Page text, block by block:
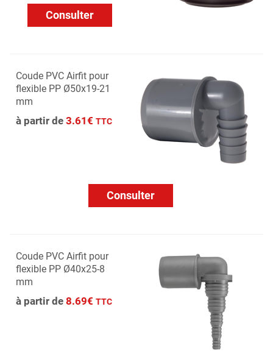
Consulter
Coude PVC Airfit pour
flexible PP Ø50x19-21
mm
à partir de 3.61€ TTC
Consulter
Coude PVC Airfit pour
flexible PP Ø40x25-8
mm
à partir de 8.69€ TTC